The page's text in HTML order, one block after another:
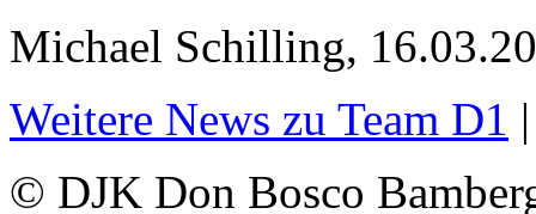
Michael Schilling,
Weitere News zu Team D1
© DJK Don Bosco